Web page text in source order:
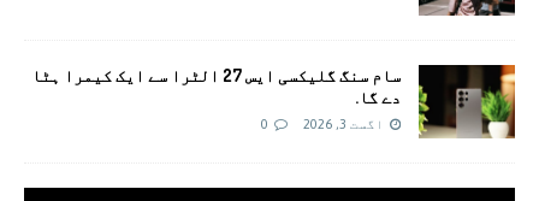
سام سنگ گلیکسی ایس 27 الٹرا سے ایک کیمرا ہٹا
دے گا.
اگست 3, 2026 0